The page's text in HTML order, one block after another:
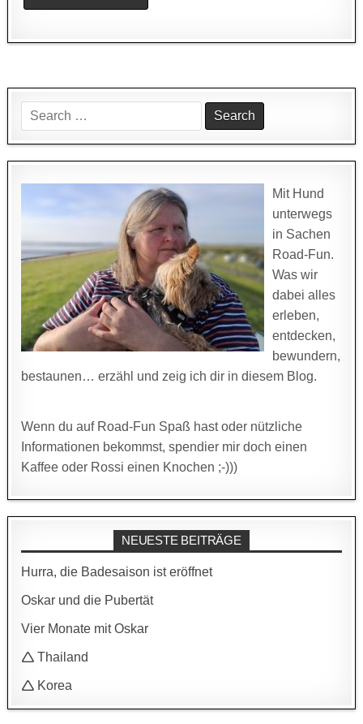
Search
for:
Mit Hund
unterwegs
in Sachen
Road-Fun.
Was wir
dabei alles
erleben,
entdecken,
bewundern,
bestaunen… erzähl und zeig ich dir in diesem Blog.
Wenn du auf Road-Fun Spaß hast oder nützliche
Informationen bekommst, spendier mir doch einen
Kaffee oder Rossi einen Knochen ;-)))
NEUESTE BEITRÄGE
Hurra, die Badesaison ist eröffnet
Oskar und die Pubertät
Vier Monate mit Oskar
🛆 Thailand
🛆 Korea